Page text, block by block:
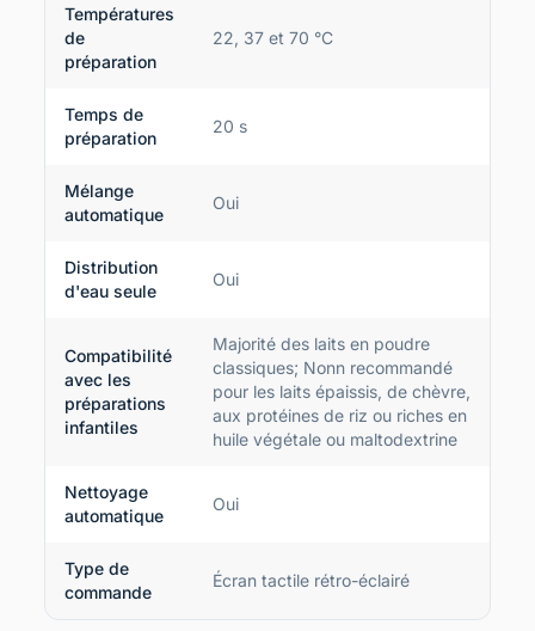
Températures
de
préparation
22, 37 et 70 °C
Temps de
préparation
20 s
Mélange
automatique
Oui
Distribution
d'eau seule
Oui
Compatibilité
avec les
préparations
infantiles
Majorité des laits en poudre
classiques; Nonn recommandé
pour les laits épaissis, de chèvre,
aux protéines de riz ou riches en
huile végétale ou maltodextrine
Nettoyage
automatique
Oui
Type de
commande
Écran tactile rétro-éclairé